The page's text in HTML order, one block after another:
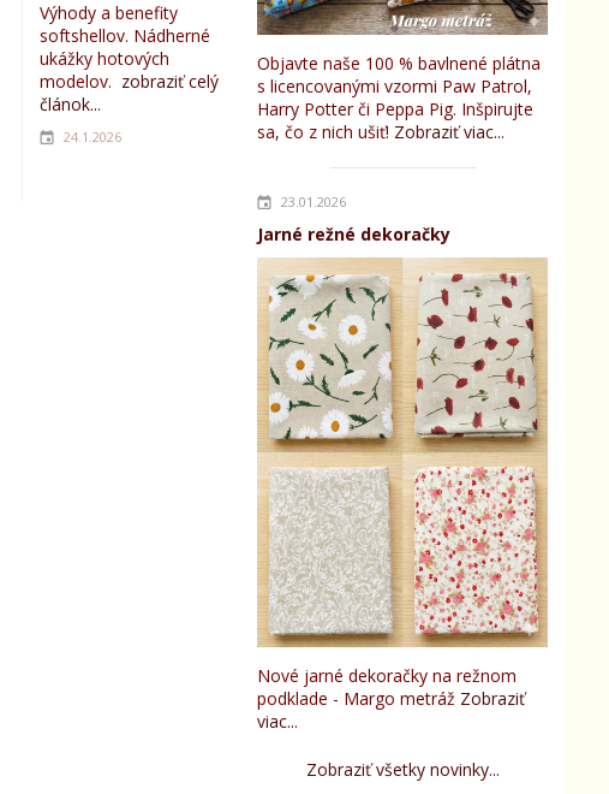
Objavte naše 100 % bavlnené plátna
s licencovanými vzormi Paw Patrol,
Harry Potter či Peppa Pig. Inšpirujte
sa, čo z nich ušiť! Zobraziť viac...
23.01.2026
Jarné režné dekoračky
Nové jarné dekoračky na režnom
podklade - Margo metráž Zobraziť
viac...
Zobraziť všetky novinky...
Výhody a benefity
softshellov. Nádherné
ukážky hotových
modelov. zobraziť celý
článok...
24.1.2026